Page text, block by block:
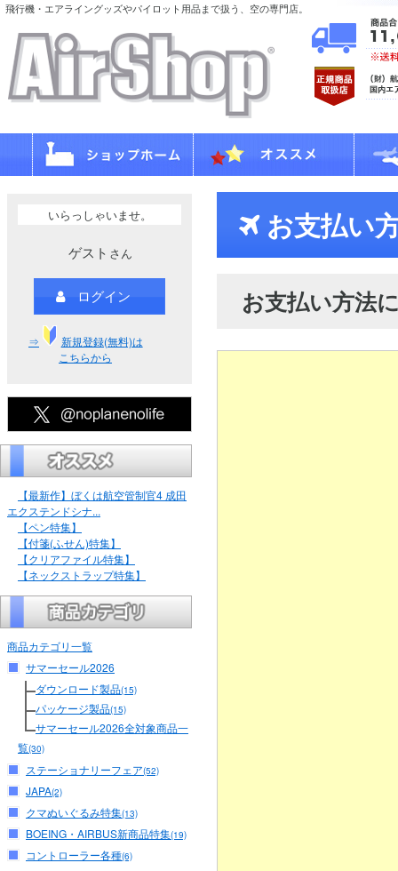
飛行機・エアライングッズやパイロット用品まで扱う、空の専門店。
いらっしゃいませ。
ゲスト さん
ログイン
⇒
新規登録(無料)は
こちらから
【最新作】ぼくは航空管制官4 成田
エクステンドシナ...
【ペン特集】
【付箋(ふせん)特集】
【クリアファイル特集】
【ネックストラップ特集】
商品カテゴリ一覧
サマーセール2026
ダウンロード製品(15)
パッケージ製品(15)
サマーセール2026全対象商品一
覧(30)
ステーショナリーフェア(52)
JAPA(2)
クマぬいぐるみ特集(13)
BOEING・AIRBUS新商品特集(19)
コントローラー各種(6)
お支払い
お支払い方法